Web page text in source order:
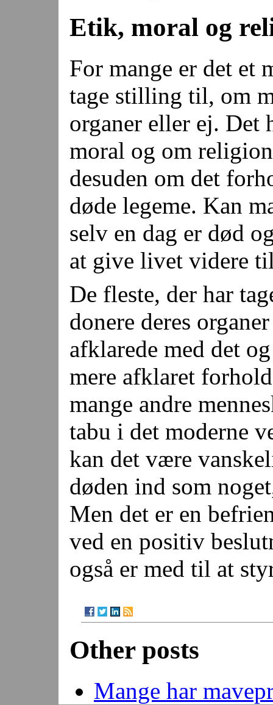
Etik, moral og
For mange er det et
tage stilling til, om
organer eller ej. Det
moral og om
desuden om det
døde legeme. Kan
selv en dag er død
at give livet videre
De fleste, der har
donere deres
afklarede med det
mere afklaret
mange andre
tabu i det moderne
kan det være
døden ind som
Men det er en
ved en positiv
også er med til at
Other posts
Mange har